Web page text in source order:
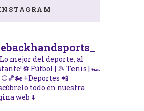
mejor del deporte, al
⚽ Fútbol | 🎾 Tenis | 🏎️
⚾🏀🏍️ +Deportes 📲
todo en nuestra
web ⬇️